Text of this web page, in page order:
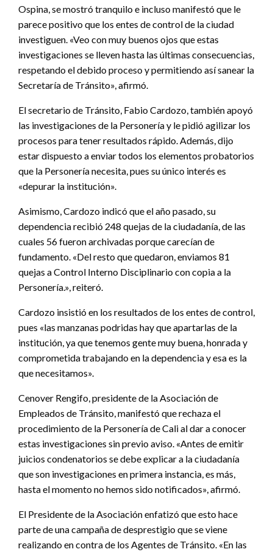
Ospina, se mostró tranquilo e incluso manifestó que le
parece positivo que los entes de control de la ciudad
investiguen. «Veo con muy buenos ojos que estas
investigaciones se lleven hasta las últimas consecuencias,
respetando el debido proceso y permitiendo así sanear la
Secretaría de Tránsito», afirmó.
El secretario de Tránsito, Fabio Cardozo, también apoyó
las investigaciones de la Personería y le pidió agilizar los
procesos para tener resultados rápido. Además, dijo
estar dispuesto a enviar todos los elementos probatorios
que la Personería necesita, pues su único interés es
«depurar la institución».
Asimismo, Cardozo indicó que el año pasado, su
dependencia recibió 248 quejas de la ciudadanía, de las
cuales 56 fueron archivadas porque carecían de
fundamento. «Del resto que quedaron, enviamos 81
quejas a Control Interno Disciplinario con copia a la
Personería.», reiteró.
Cardozo insistió en los resultados de los entes de control,
pues «las manzanas podridas hay que apartarlas de la
institución, ya que tenemos gente muy buena, honrada y
comprometida trabajando en la dependencia y esa es la
que necesitamos».
Cenover Rengifo, presidente de la Asociación de
Empleados de Tránsito, manifestó que rechaza el
procedimiento de la Personería de Cali al dar a conocer
estas investigaciones sin previo aviso. «Antes de emitir
juicios condenatorios se debe explicar a la ciudadanía
que son investigaciones en primera instancia, es más,
hasta el momento no hemos sido notificados», afirmó.
El Presidente de la Asociación enfatizó que esto hace
parte de una campaña de desprestigio que se viene
realizando en contra de los Agentes de Tránsito. «En las